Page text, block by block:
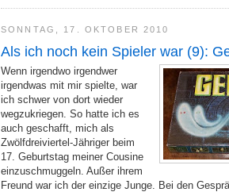
SONNTAG, 17. OKTOBER 2010
Als ich noch kein Spieler war (9):
Wenn irgendwo irgendwer
irgendwas mit mir spielte, war
ich schwer von dort wieder
wegzukriegen. So hatte ich es
auch geschafft, mich als
Zwölfdreiviertel-Jähriger beim
17. Geburtstag meiner Cousine
einzuschmuggeln. Außer ihrem
Freund war ich der einzige Junge. Bei den